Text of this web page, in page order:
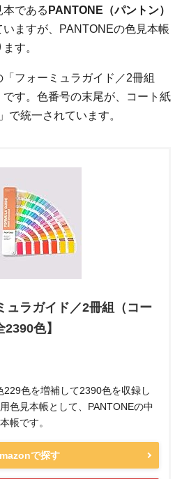
である PANTONE（パントン）
いますが、PANTONEの色見本帳
す。
フォーミュラガイド／2冊組
です。色番号の末尾が、コート紙
で統一されています。
ュラガイド／2冊組（コー
色】
色を増補して2390色を収録し
色見本帳として、PANTONEの中
帳です。
で探す